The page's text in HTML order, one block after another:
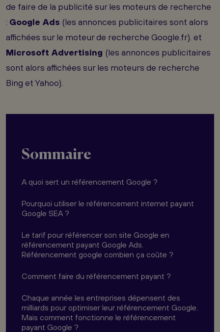
de faire de la publicité sur les moteurs de recherche
: Google Ads (les annonces publicitaires sont alors
affichées sur le moteur de recherche Google.fr). et
Microsoft Advertising (les annonces publicitaires
sont alors affichées sur les moteurs de recherche
Bing et Yahoo).
Sommaire
A quoi sert un référencement Google ?
Pourquoi utiliser le référencement internet payant
Google SEA ?
Le tarif pour référencer son site Google en
référencement payant Google Ads.
Référencement google combien ça coûte ?
Comment faire du référencement payant ?
Chaque année les entreprises dépensent des
milliards pour optimiser leur référencement Google.
Mais comment fonctionne le référencement
payant Google ?